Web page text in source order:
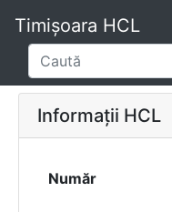
Timișoara HCL
Informații HCL
Număr